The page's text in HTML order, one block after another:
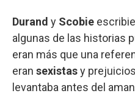
Durand y Scobie
algunas de las historias
eran más que una
eran sexistasy
levantaba antes del